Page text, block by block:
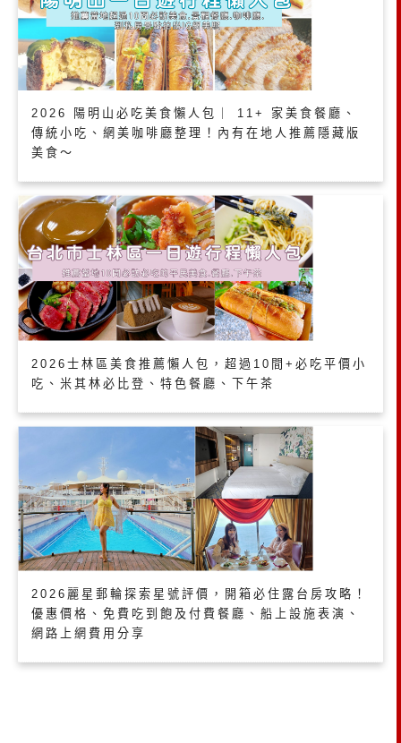
2026 陽明山必吃美食懶人包｜ 11+ 家美食餐廳、
傳統小吃、網美咖啡廳整理！內有在地人推薦隱藏版
美食～
2026士林區美食推薦懶人包，超過10間+必吃平價小
吃、米其林必比登、特色餐廳、下午茶
2026麗星郵輪探索星號評價，開箱必住露台房攻略！
優惠價格、免費吃到飽及付費餐廳、船上設施表演、
網路上網費用分享